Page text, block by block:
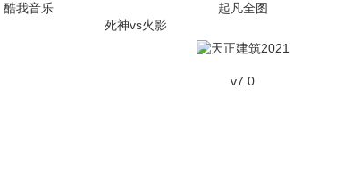
酷我音乐
死神vs火影
起凡全图
v7.0